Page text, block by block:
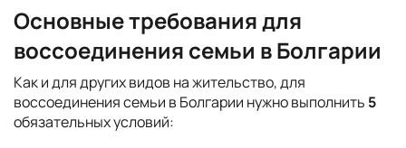
Основные требования для
воссоединения семьи в Болгарии
Как и для других видов на жительство, для
воссоединения семьи в Болгарии нужно выполнить 5
обязательных условий: